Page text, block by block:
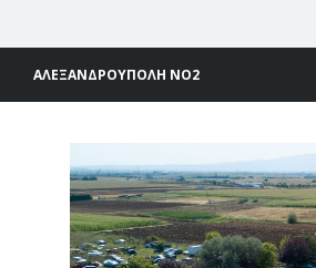
ΑΛΕΞΑΝΔΡΟΎΠΟΛΗ ΝΟ2